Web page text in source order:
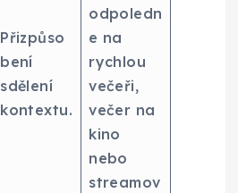
Přizpůso
bení
sdělení
kontextu.
odpoledn
e na
rychlou
večeři,
večer na
kino
nebo
streamov